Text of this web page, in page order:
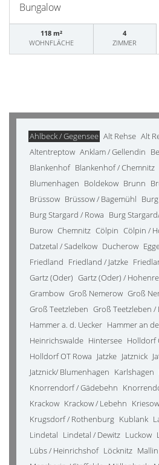
Bungalow
118 m²
WOHNFLÄCHE
4
ZIMMER
Ahlbeck / Gegensee Alt Rehse Alt
Altentreptow Anklam / Gellendin
Blankenhof Blankenhof / Chemnitz
Blumenhagen Boldekow Brunn
Brüssow Brüssow / Bagemühl
Burg Stargard / Rowa Burg
Burow Chemnitz Cölpin Cölpin /
Datzetal / Sadelkow Ducherow
Friedland Friedland / Jatzke
Gartz (Oder) Gartz (Oder) /
Grambow Groß Nemerow Groß
Groß Teetzleben Groß Teetzleben /
Hammer a. d. Uecker Hammer an
Heinrichswalde Hintersee Holldorf
Holldorf OT Rowa Jatzke Jatznick
Jatznick/ Blumenhagen Karlshagen
Knorrendorf / Gädebehn
Krackow Krackow / Lebehn
Krugsdorf / Rothenburg Kublank
Lindetal Lindetal / Dewitz Luckow
Lübs / Heinrichshof Löcknitz Mallin